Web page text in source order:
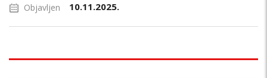
Objavljen 10.11.2025.